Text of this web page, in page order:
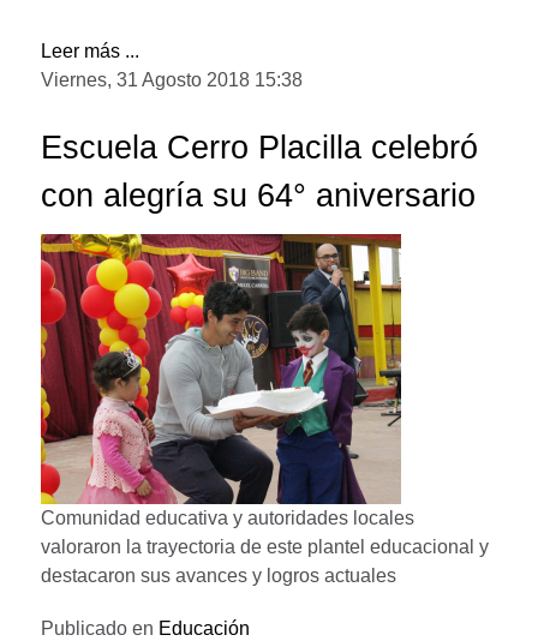
Leer más ...
Viernes, 31 Agosto 2018 15:38
Escuela Cerro Placilla celebró
con alegría su 64° aniversario
Comunidad educativa y autoridades locales
valoraron la trayectoria de este plantel educacional y
destacaron sus avances y logros actuales
Publicado en Educación